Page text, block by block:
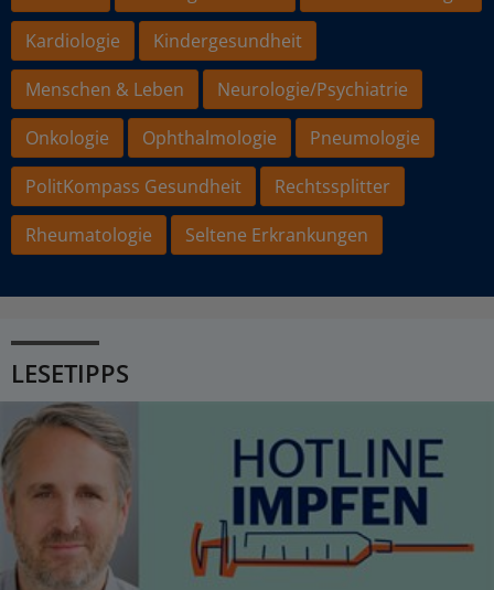
Kardiologie
Kindergesundheit
Menschen & Leben
Neurologie/Psychiatrie
Onkologie
Ophthalmologie
Pneumologie
PolitKompass Gesundheit
Rechtssplitter
Rheumatologie
Seltene Erkrankungen
LESETIPPS